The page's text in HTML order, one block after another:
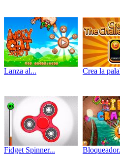
Lanza al... Crea la
Fidget Spinner...